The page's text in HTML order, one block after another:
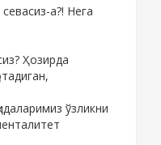
а?! Нега
Ҳозирда
ўзликни